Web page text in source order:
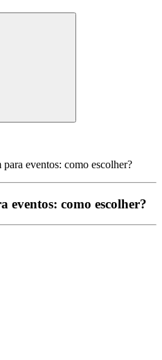
eventos: como escolher?
eventos: como escolher?